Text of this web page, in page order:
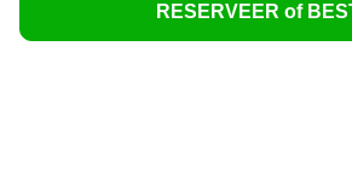
RESERVEER of